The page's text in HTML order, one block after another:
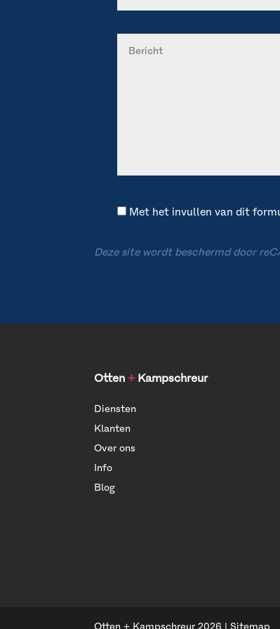
Met het invullen van dit
Deze site wordt beschermd door
Otten+Kampschreur
Diensten
Klanten
Over ons
Info
Blog